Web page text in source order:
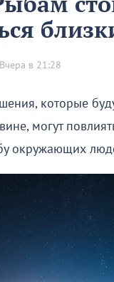
Вчера в 21:28
которые
могут
окружающих